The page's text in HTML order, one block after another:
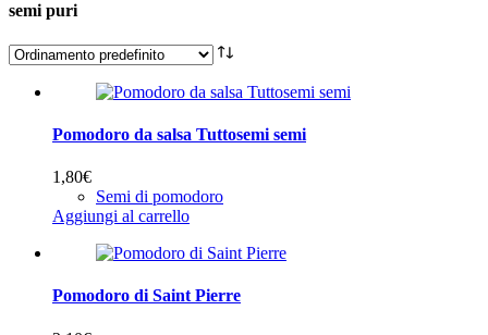
semi puri
Pomodoro da salsa Tuttosemi semi
1,80€
Semi di pomodoro
Aggiungi al carrello
Pomodoro di Saint Pierre